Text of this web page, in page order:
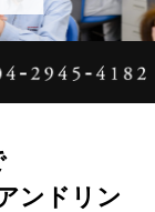
ンドリン